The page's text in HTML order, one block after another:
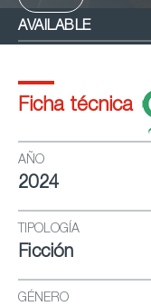
AVAILABLE
Ficha técnica
AÑO
2024
TIPOLOGÍA
Ficción
GÉNERO